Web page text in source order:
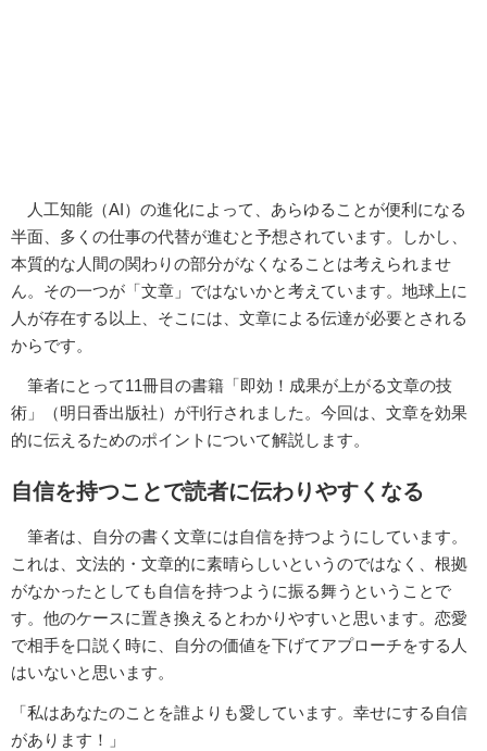
人工知能（AI）の進化によって、あらゆることが便利になる
半面、多くの仕事の代替が進むと予想されています。しかし、
本質的な人間の関わりの部分がなくなることは考えられませ
ん。その一つが「文章」ではないかと考えています。地球上に
人が存在する以上、そこには、文章による伝達が必要とされる
からです。
筆者にとって11冊目の書籍「即効！成果が上がる文章の技
術」（明日香出版社）が刊行されました。今回は、文章を効果
的に伝えるためのポイントについて解説します。
自信を持つことで読者に伝わりやすくなる
筆者は、自分の書く文章には自信を持つようにしています。
これは、文法的・文章的に素晴らしいというのではなく、根拠
がなかったとしても自信を持つように振る舞うということで
す。他のケースに置き換えるとわかりやすいと思います。恋愛
で相手を口説く時に、自分の価値を下げてアプローチをする人
はいないと思います。
「私はあなたのことを誰よりも愛しています。幸せにする自信
があります！」